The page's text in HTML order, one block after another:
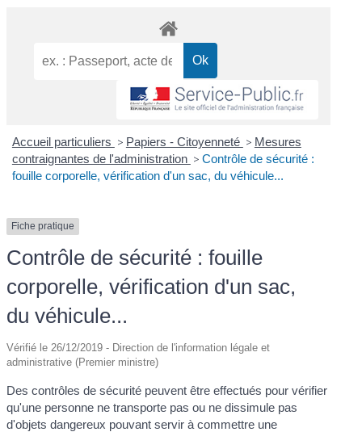
Accueil particuliers > Papiers - Citoyenneté > Mesures
contraignantes de l'administration > Contrôle de sécurité :
fouille corporelle, vérification d'un sac, du véhicule...
Fiche pratique
Contrôle de sécurité : fouille
corporelle, vérification d'un sac,
du véhicule...
Vérifié le 26/12/2019 - Direction de l'information légale et
administrative (Premier ministre)
Des contrôles de sécurité peuvent être effectués pour vérifier
qu'une personne ne transporte pas ou ne dissimule pas
d'objets dangereux pouvant servir à commettre une